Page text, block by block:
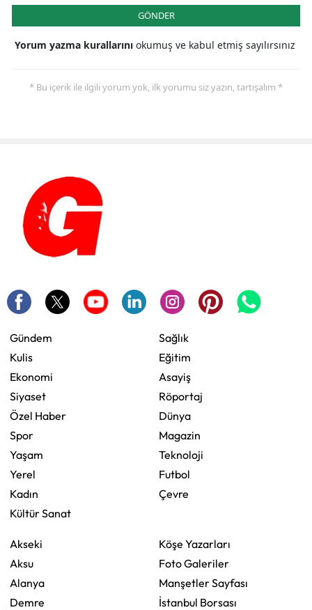
GÖNDER
Yorum yazma kurallarını okumuş ve kabul etmiş sayılırsınız
* Bu içerik ile ilgili yorum yok, ilk yorumu siz yazın, tartışalım *
Gündem
Kulis
Ekonomi
Siyaset
Özel Haber
Spor
Yaşam
Yerel
Kadın
Kültür Sanat
Sağlık
Eğitim
Asayiş
Röportaj
Dünya
Magazin
Teknoloji
Futbol
Çevre
Akseki
Aksu
Alanya
Demre
Köşe Yazarları
Foto Galeriler
Manşetler Sayfası
İstanbul Borsası